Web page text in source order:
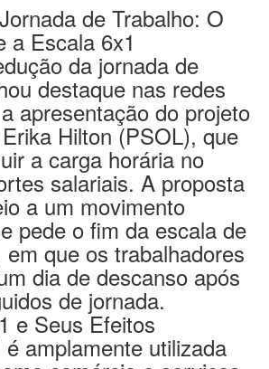
de Trabalho: O
a Escala 6x1
da jornada de
destaque nas redes
apresentação do projeto
Hilton (PSOL), que
a carga horária no
salariais. A proposta
a um movimento
pede o fim da escala de
que os trabalhadores
dia de descanso após
de jornada.
e Seus Efeitos
amplamente utilizada